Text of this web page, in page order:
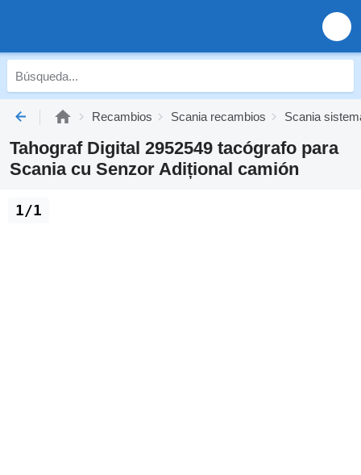
Recambios Scania recambios Scania
Tahograf Digital 2952549 tacógrafo para
Scania cu Senzor Adițional camión
1/1